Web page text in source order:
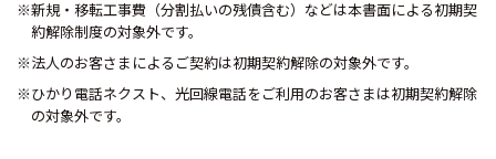
※新規・移転工事費（分割払いの残債含む）などは本書面による初期契
約解除制度の対象外です。
※法人のお客さまによるご契約は初期契約解除の対象外です。
※ひかり電話ネクスト、光回線電話をご利用のお客さまは初期契約解除
の対象外です。